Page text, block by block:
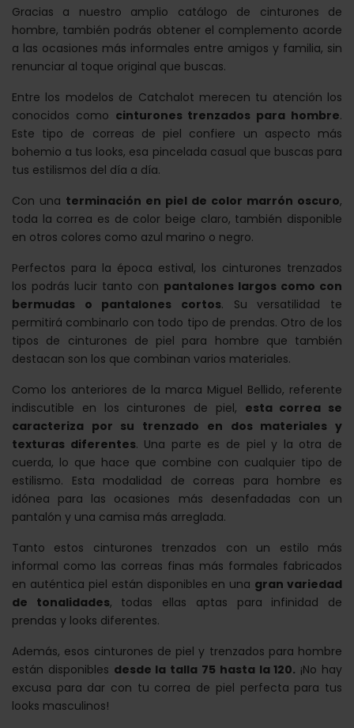
Gracias a nuestro amplio catálogo de cinturones de
hombre, también podrás obtener el complemento acorde
a las ocasiones más informales entre amigos y familia, sin
renunciar al toque original que buscas.
Entre los modelos de Catchalot merecen tu atención los
conocidos como cinturones trenzados para hombre.
Este tipo de correas de piel confiere un aspecto más
bohemio a tus looks, esa pincelada casual que buscas para
tus estilismos del día a día.
Con una terminación en piel de color marrón oscuro,
toda la correa es de color beige claro, también disponible
en otros colores como azul marino o negro.
Perfectos para la época estival, los cinturones trenzados
los podrás lucir tanto con pantalones largos como con
bermudas o pantalones cortos. Su versatilidad te
permitirá combinarlo con todo tipo de prendas. Otro de los
tipos de cinturones de piel para hombre que también
destacan son los que combinan varios materiales.
Como los anteriores de la marca Miguel Bellido, referente
indiscutible en los cinturones de piel, esta correa se
caracteriza por su trenzado en dos materiales y
texturas diferentes. Una parte es de piel y la otra de
cuerda, lo que hace que combine con cualquier tipo de
estilismo. Esta modalidad de correas para hombre es
idónea para las ocasiones más desenfadadas con un
pantalón y una camisa más arreglada.
Tanto estos cinturones trenzados con un estilo más
informal como las correas finas más formales fabricados
en auténtica piel están disponibles en una gran variedad
de tonalidades, todas ellas aptas para infinidad de
prendas y looks diferentes.
Además, esos cinturones de piel y trenzados para hombre
están disponibles desde la talla 75 hasta la 120. ¡No hay
excusa para dar con tu correa de piel perfecta para tus
looks masculinos!